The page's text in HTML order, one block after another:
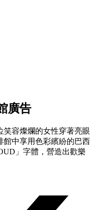
廣告
笑容燦爛的女性穿著亮眼
館中享用色彩繽紛的巴西
」字體，營造出歡樂